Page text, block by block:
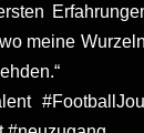
meine